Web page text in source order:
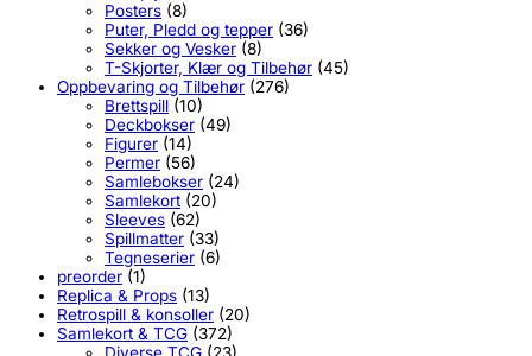
Posters (8)
Puter, Pledd og tepper (36)
Sekker og Vesker (8)
T-Skjorter, Klær og Tilbehør (45)
Oppbevaring og Tilbehør (276)
Brettspill (10)
Deckbokser (49)
Figurer (14)
Permer (56)
Samlebokser (24)
Samlekort (20)
Sleeves (62)
Spillmatter (33)
Tegneserier (6)
preorder (1)
Replica & Props (13)
Retrospill & konsoller (20)
Samlekort & TCG (372)